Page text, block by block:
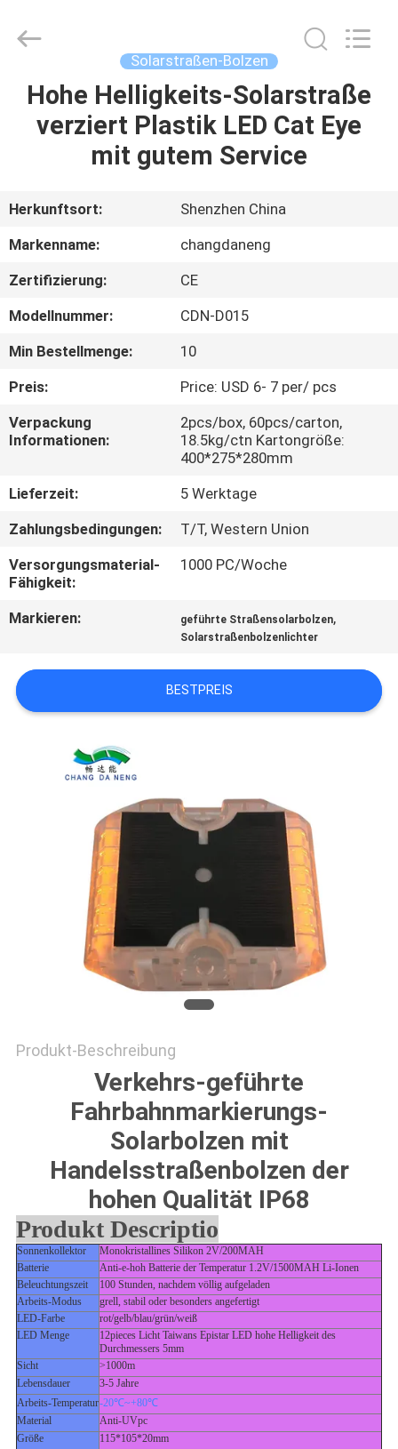
HEIM
PRODUKTE
ÜBER
UNS
FABRIK-
TOUR
QUALITÄTSKONTROLLE
KONTAKTIERE
NACHRICHTEN
FÄLLE
SIE
EIN
SITEMAP
DATENSCHUTZRICHTLINIE
Ltd..
Solarstraßen-Bolzen
Hohe Helligkeits-Solarstraße
verziert Plastik LED Cat Eye
mit gutem Service
Herkunftsort:
Shenzhen China
Markenname:
changdaneng
Zertifizierung:
CE
Modellnummer:
CDN-D015
Min Bestellmenge:
10
Preis:
Price: USD 6- 7 per/ pcs
Verpackung
Informationen:
2pcs/box, 60pcs/carton,
18.5kg/ctn Kartongröße:
400*275*280mm
Lieferzeit:
5 Werktage
Zahlungsbedingungen:
T/T, Western Union
Versorgungsmaterial-
Fähigkeit:
1000 PC/Woche
Markieren: geführte Straßensolarbolzen,
Solarstraßenbolzenlichter
BESTPREIS
Produkt-Beschreibung
Verkehrs-geführte
Fahrbahnmarkierungs-
Solarbolzen mit
Handelsstraßenbolzen der
hohen Qualität IP68
Produkt Descriptio
Sonnenkollektor
Monokristallines Silikon 2V/200MAH
Batterie
Anti-e-hoh Batterie der Temperatur 1.2V/1500MAH Li-Ionen
Beleuchtungszeit
100 Stunden, nachdem völlig aufgeladen
Arbeits-Modus
grell, stabil oder besonders angefertigt
LED-Farbe
rot/gelb/blau/grün/weiß
LED Menge
12pieces Licht Taiwans Epistar LED hohe Helligkeit des
Durchmessers 5mm
Sicht
>1000m
Lebensdauer
3-5 Jahre
Arbeits-Temperatur-20℃~+80℃
Material
Anti-UVpc
Größe
115*105*20mm